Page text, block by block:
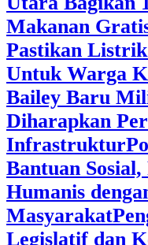
Makanan
Pastikan
Untuk Warga
Bailey Baru
Diharapkan
Infrastruktur
Bantuan
Humanis
Masyarakat
Legislatif dan